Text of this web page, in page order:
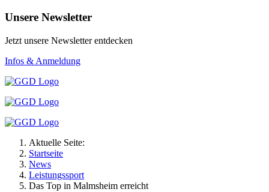
Unsere Newsletter
Jetzt unsere Newsletter entdecken
Infos & Anmeldung
Aktuelle Seite:
Startseite
News
Leistungssport
Das Top in Malmsheim erreicht